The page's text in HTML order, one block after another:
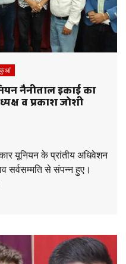
नैनीताल इकाई का
व प्रकाश जोशी
यूनियन के प्रांतीय अधिवेशन
सर्वसम्मति से संपन्न हुए।